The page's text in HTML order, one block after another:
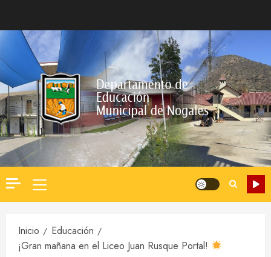
contenido
Menú
principal
Inicio
Educación
¡Gran mañana en el Liceo Juan Rusque Portal!